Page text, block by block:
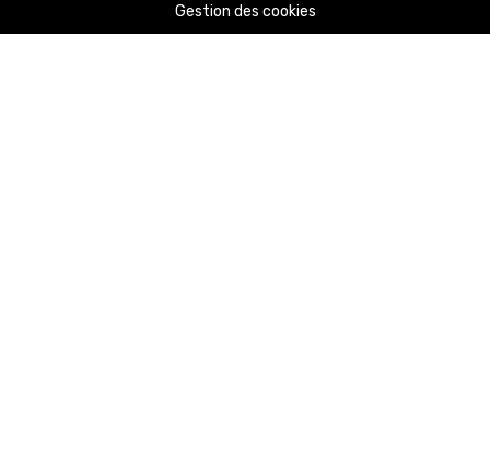
Gestion des cookies